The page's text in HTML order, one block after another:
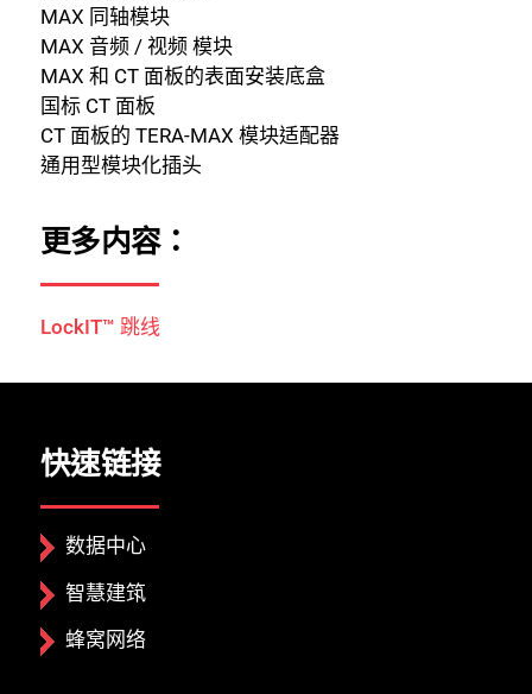
MAX 同轴模块
MAX 音频 / 视频 模块
MAX 和 CT 面板的表面安装底盒
国标 CT 面板
CT 面板的 TERA-MAX 模块适配器
通用型模块化插头
更多内容：
LockIT™ 跳线
快速链接
数据中心
智慧建筑
蜂窝网络